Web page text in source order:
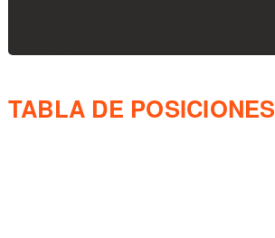
TABLA DE POSICIONES